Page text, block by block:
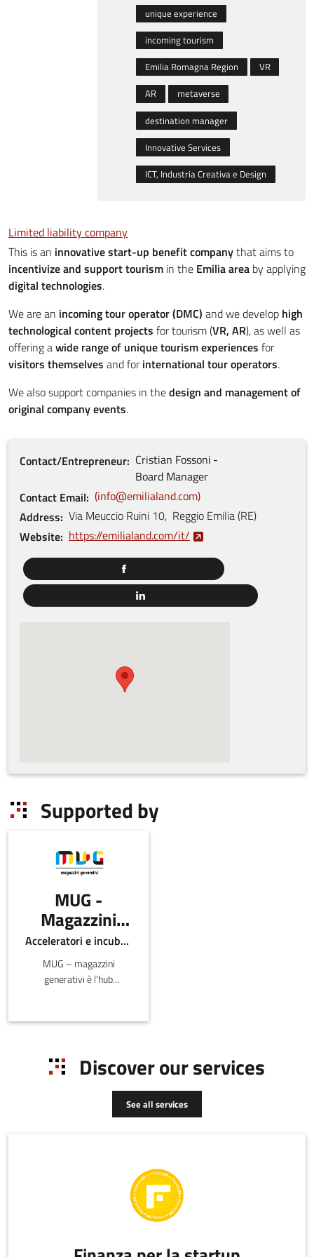
unique experience
incoming tourism
Emilia Romagna Region
VR
AR
metaverse
destination manager
Innovative Services
ICT, Industria Creativa e Design
Limited liability company
This is an innovative start-up benefit companythat aims to
incentivize and support tourism in the Emilia area by applying
digital technologies.
We are an incoming tour operator (DMC) and we develop high
technological content projects for tourism (VR, AR), as well as
offering awide range of unique tourism experiences for
visitors themselves and forinternational tour operators.
We also support companies in thedesign and management of
original company events.
Contact/Entrepreneur Cristian Fossoni
Board Manager
Contact Email
info@emilialand.com
Address Via Meuccio Ruini 10, Reggio Emilia(RE)
Website https://emilialand.com/it/
Supported by
MUG -
Magazzini
Generativi Acceleratori e incubatori di in-ER
MUG – magazzini
generativi è l’hub
per restituire al territorio
Discover our services
See all services